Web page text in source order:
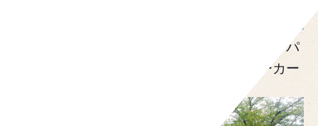
幅狭靴を探しに④ パ
トリックのスニーカー